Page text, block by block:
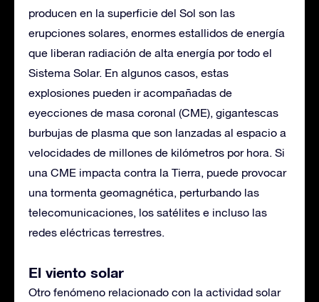
producen en la superficie del Sol son las
erupciones solares, enormes estallidos de energía
que liberan radiación de alta energía por todo el
Sistema Solar. En algunos casos, estas
explosiones pueden ir acompañadas de
eyecciones de masa coronal (CME), gigantescas
burbujas de plasma que son lanzadas al espacio a
velocidades de millones de kilómetros por hora. Si
una CME impacta contra la Tierra, puede provocar
una tormenta geomagnética, perturbando las
telecomunicaciones, los satélites e incluso las
redes eléctricas terrestres.
El viento solar
Otro fenómeno relacionado con la actividad solar